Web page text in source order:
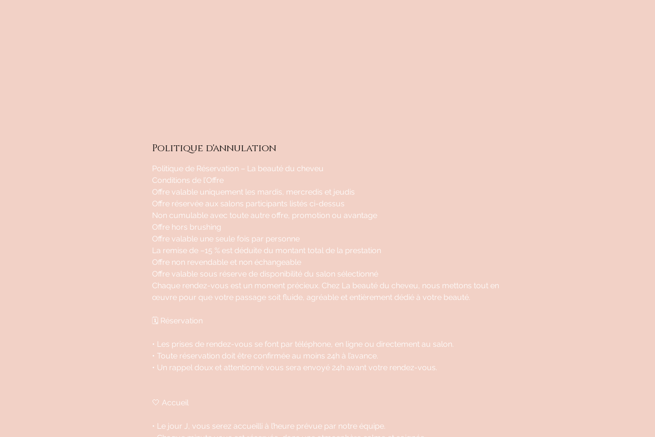
Politique d'annulation
Politique de Réservation – La beauté du cheveu
Conditions de l’Offre
Offre valable uniquement les mardis, mercredis et jeudis
Offre réservée aux salons participants listés ci-dessus
Non cumulable avec toute autre offre, promotion ou avantage
Offre hors brushing
Offre valable une seule fois par personne
La remise de –15 % est déduite du montant total de la prestation
Offre non revendable et non échangeable
Offre valable sous réserve de disponibilité du salon sélectionné
Chaque rendez-vous est un moment précieux. Chez La beauté du cheveu, nous mettons tout en
œuvre pour que votre passage soit fluide, agréable et entièrement dédié à votre beauté.
🗓️ Réservation
• Les prises de rendez-vous se font par téléphone, en ligne ou directement au salon.
• Toute réservation doit être confirmée au moins 24h à l’avance.
• Un rappel doux et attentionné vous sera envoyé 24h avant votre rendez-vous.
🤍 Accueil
• Le jour J, vous serez accueilli à l’heure prévue par notre équipe.